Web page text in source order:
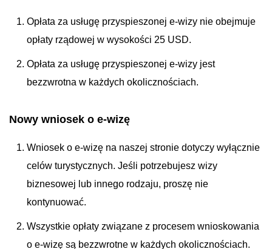
Opłata za usługę przyspieszonej e-wizy nie obejmuje
opłaty rządowej w wysokości 25 USD.
Opłata za usługę przyspieszonej e-wizy jest
bezzwrotna w każdych okolicznościach.
Nowy wniosek o e-wizę
Wniosek o e-wizę na naszej stronie dotyczy wyłącznie
celów turystycznych. Jeśli potrzebujesz wizy
biznesowej lub innego rodzaju, proszę nie
kontynuować.
Wszystkie opłaty związane z procesem wnioskowania
o e-wizę są bezzwrotne w każdych okolicznościach.